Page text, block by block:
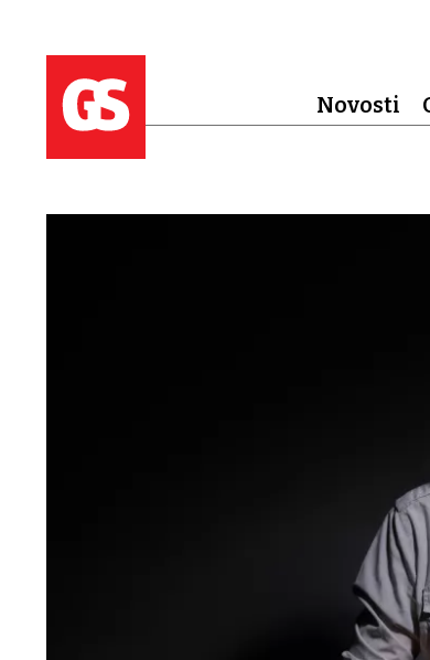
Novosti